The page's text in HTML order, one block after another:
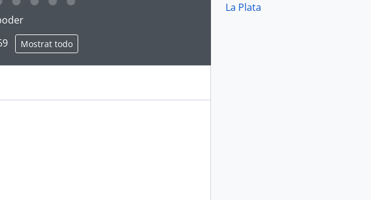
superior
superior
Superior
description view page for this digital object. Advancing the carousel above will
Mostrat todo
La Plata